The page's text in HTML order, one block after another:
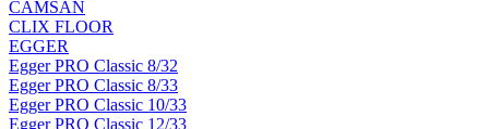
CAMSAN
CLIX FLOOR
EGGER
Egger PRO Classic 8/32
Egger PRO Classic 8/33
Egger PRO Classic 10/33
Egger PRO Classic 12/33